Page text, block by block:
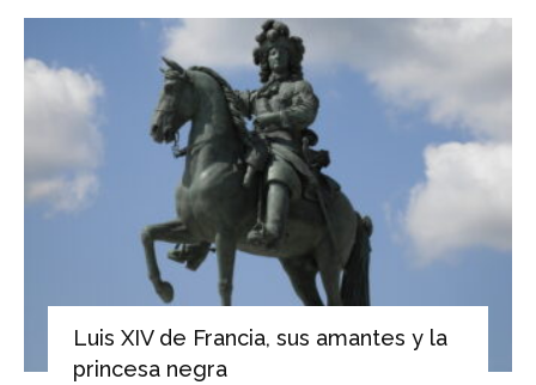
Luis XIV de Francia, sus amantes y la
princesa negra